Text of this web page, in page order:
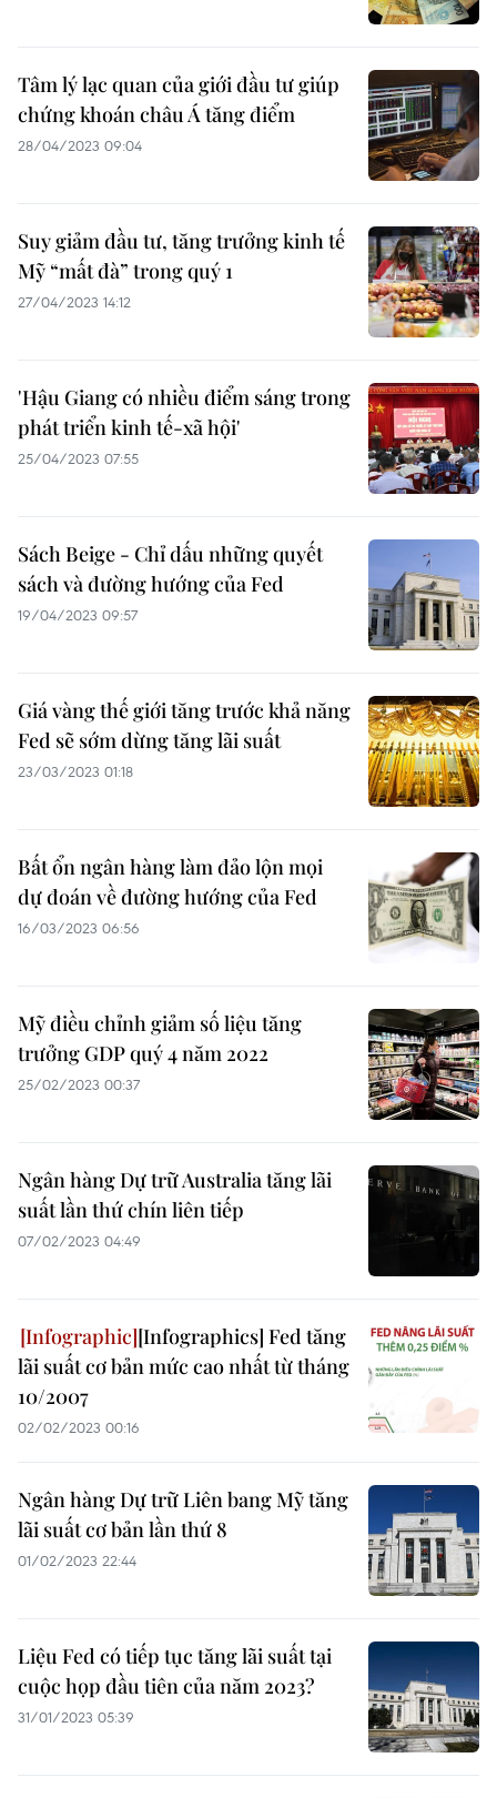
Tâm lý lạc quan của giới đầu tư giúp
chứng khoán châu Á tăng điểm
28/04/2023 09:04
Suy giảm đầu tư, tăng trưởng kinh tế
Mỹ “mất đà” trong quý 1
27/04/2023 14:12
'Hậu Giang có nhiều điểm sáng trong
phát triển kinh tế-xã hội'
25/04/2023 07:55
Sách Beige - Chỉ dấu những quyết
sách và đường hướng của Fed
19/04/2023 09:57
Giá vàng thế giới tăng trước khả năng
Fed sẽ sớm dừng tăng lãi suất
23/03/2023 01:18
Bất ổn ngân hàng làm đảo lộn mọi
dự đoán về đường hướng của Fed
16/03/2023 06:56
Mỹ điều chỉnh giảm số liệu tăng
trưởng GDP quý 4 năm 2022
25/02/2023 00:37
Ngân hàng Dự trữ Australia tăng lãi
suất lần thứ chín liên tiếp
07/02/2023 04:49
[Infographics] Fed tăng
lãi suất cơ bản mức cao nhất từ tháng
10/2007
02/02/2023 00:16
Ngân hàng Dự trữ Liên bang Mỹ tăng
lãi suất cơ bản lần thứ 8
01/02/2023 22:44
Liệu Fed có tiếp tục tăng lãi suất tại
cuộc họp đầu tiên của năm 2023?
31/01/2023 05:39